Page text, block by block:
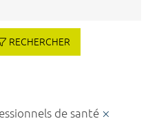
RECHERCHER
de santé